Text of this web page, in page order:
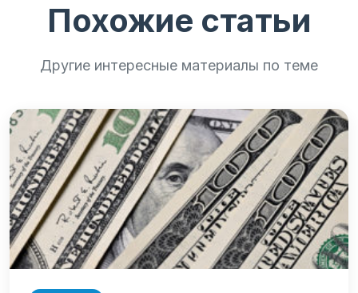
Похожие статьи
Другие интересные материалы по теме